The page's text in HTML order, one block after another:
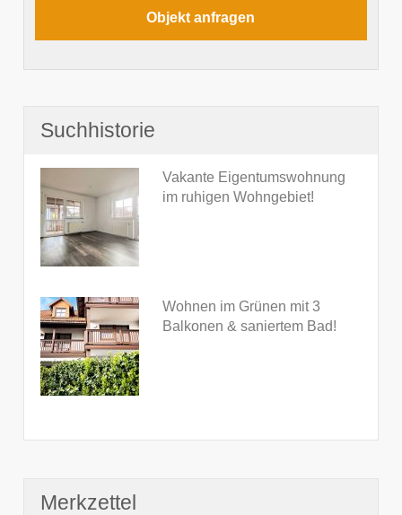
Suchhistorie
Vakante Eigentumswohnung
im ruhigen Wohngebiet!
Wohnen im Grünen mit 3
Balkonen & saniertem Bad!
Merkzettel